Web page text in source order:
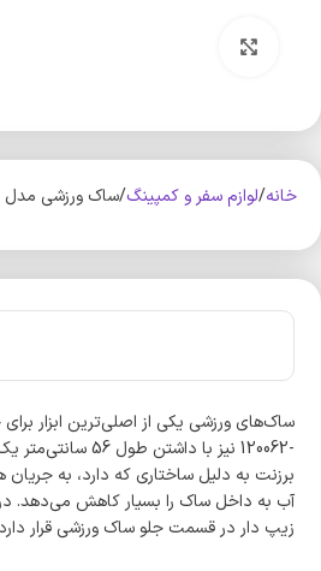
خانه لوازم سفر و کمپینگ ساک ورزشی مدل 2-120062
برزنت به دلیل ساختاری که دارد، به
آب به داخل ساک را بسیار کاهش
زیپ دار در قسمت جلو ساک ورزشی قرار